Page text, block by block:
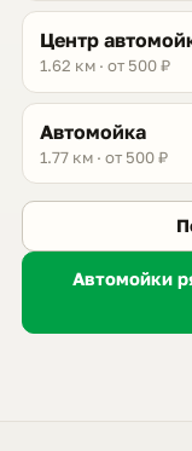
Центр
1.62 км · от 500 ₽
Автомойка
1.77 км · от 500 ₽
Автомойки